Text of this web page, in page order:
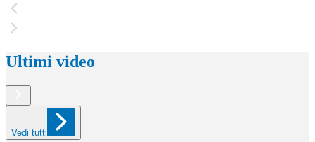
Ultimi video
Vedi tutti